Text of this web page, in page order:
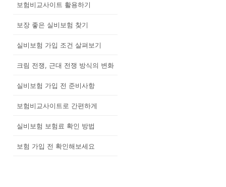
보험비교사이트 활용하기
보장 좋은 실비보험 찾기
실비보험 가입 조건 살펴보기
크림 전쟁, 근대 전쟁 방식의 변화
실비보험 가입 전 준비사항
보험비교사이트로 간편하게
실비보험 보험료 확인 방법
보험 가입 전 확인해보세요